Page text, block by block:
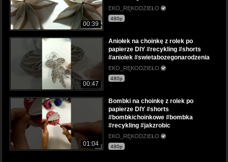
00:39
EKO_RĘKODZIEŁO
480p
00:47
Aniołek na choinkę z rolek po
papierze DIY #recykling #shorts
#aniolek #swietabozegonarodzenia
EKO_RĘKODZIEŁO
480p
01:04
Bombki na choinkę z rolek po
papierze DIY #shorts
#bombkichoinkowe #bombka
#recykling #jakzrobic
EKO_RĘKODZIEŁO
480p